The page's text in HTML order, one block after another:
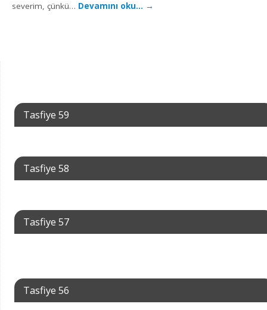
severim, çünkü… Devamını oku… →
Tasfiye 59
Tasfiye 58
Tasfiye 57
Tasfiye 56